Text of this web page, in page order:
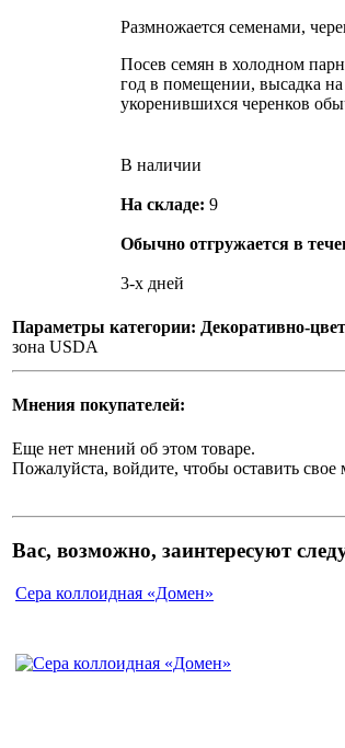
Размножается семенами,
Посев семян в холодном
год в помещении, высадка на
укоренившихся черенков
В наличии
На складе: 9
Обычно отгружается в
3-х дней
Параметры категории: Декоративно-
зона USDA
Мнения покупателей:
Еще нет мнений об этом товаре.
Пожалуйста, войдите, чтобы оставить свое
Вас, возможно, заинтересуют
Сера коллоидная «Домен»